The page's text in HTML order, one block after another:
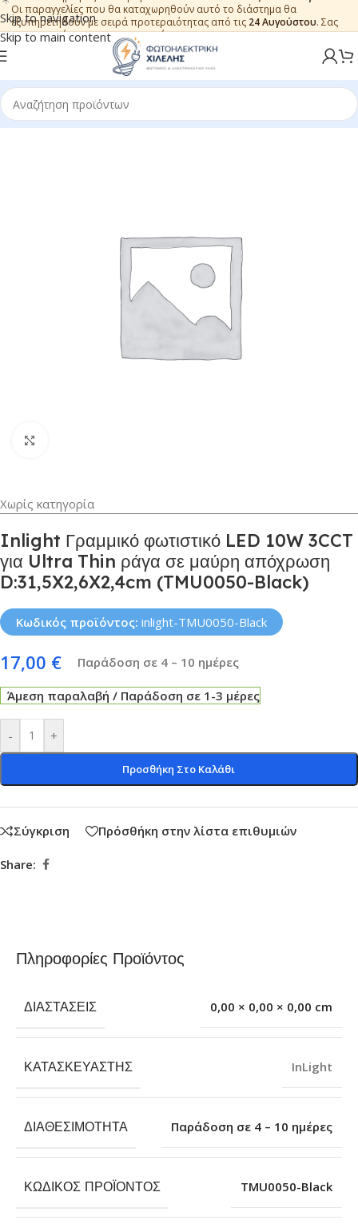
Skip to navigation
Skip to main content
Οι παραγγελίες που θα καταχωρηθούν αυτό το διάστημα θα
εξυπηρετηθούν με σειρά προτεραιότητας από τις 24 Αυγούστου. Σας
ευχαριστούμε για την εμπιστοσύνη.
Χωρίς κατηγορία
Inlight Γραμμικό φωτιστικό LED 10W 3CCT
για Ultra Thin ράγα σε μαύρη απόχρωση
D:31,5X2,6X2,4cm (TMU0050-Black)
Κωδικός προϊόντος: inlight-TMU0050-Black
17,00 € Παράδοση σε 4 – 10 ημέρες
Άμεση παραλαβή / Παράδοση σε 1-3 μέρες
- +
Προσθήκη Στο Καλάθι
Σύγκριση Πρόσθήκη στην λίστα επιθυμιών
Share:
Πληροφορίες Προϊόντος
ΔΙΑΣΤΆΣΕΙΣ 0,00 × 0,00 × 0,00 cm
ΚΑΤΑΣΚΕΥΑΣΤΉΣ InLight
ΔΙΑΘΕΣΙΜΌΤΗΤΑ Παράδοση σε 4 – 10 ημέρες
ΚΩΔΙΚΌΣ ΠΡΟΪΌΝΤΟΣ TMU0050-Black